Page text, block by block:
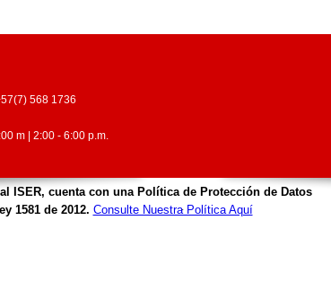
568 1736
m | 2:00 - 6:00 p.m.
ISER, cuenta con una Política de Protección de Datos
1581 de 2012. Consulte Nuestra Política Aquí
.